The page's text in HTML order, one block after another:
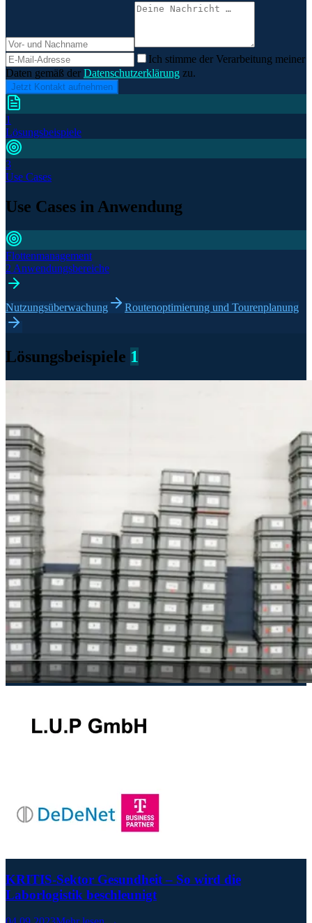
Ich stimme der Verarbeitung meiner
Daten gemäß der Datenschutzerklärung zu.
Jetzt Kontakt aufnehmen
1
Lösungsbeispiele
3
Use Cases
Use Cases in Anwendung
Flottenmanagement
2 Anwendungsbereiche
Nutzungsüberwachung Routenoptimierung und Tourenplanung
Lösungsbeispiele 1
KRITIS-Sektor Gesundheit – So wird die
Laborlogistik beschleunigt